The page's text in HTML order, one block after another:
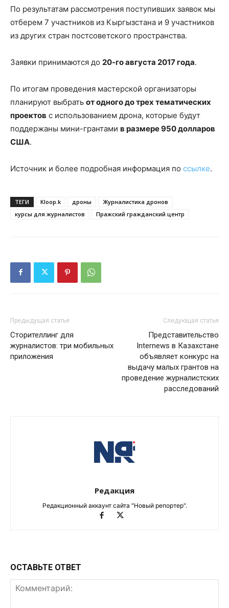
По результатам рассмотрения поступивших заявок мы
отберем 7 участников из Кыргызстана и 9 участников
из других стран постсоветского пространства.
Заявки принимаются до 20-го августа 2017 года.
По итогам проведения мастерской организаторы
планируют выбрать от одного до трех тематических
проектов с использованием дрона, которые будут
поддержаны мини-грантами в размере 950 долларов
США.
Источник и более подробная информация по ссылке.
ТЕГИ Kloop.k дроны
Журналистика дронов
курсы для журналистов
Пражский гражданский центр
Предыдущая статья
Сторителлинг для
журналистов: три мобильных
приложения
Следующая статья
Представительство
Internews в Казахстане
объявляет конкурс на
выдачу малых грантов на
проведение журналистских
расследований
Редакция
Редакционный аккаунт сайта "Новый репортер".
ОСТАВЬТЕ ОТВЕТ